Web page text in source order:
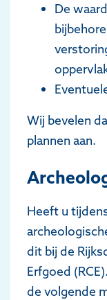
De
Wij bevelen
plannen aan.
Heeft u
dit bij de
Erfgoed
de volgende